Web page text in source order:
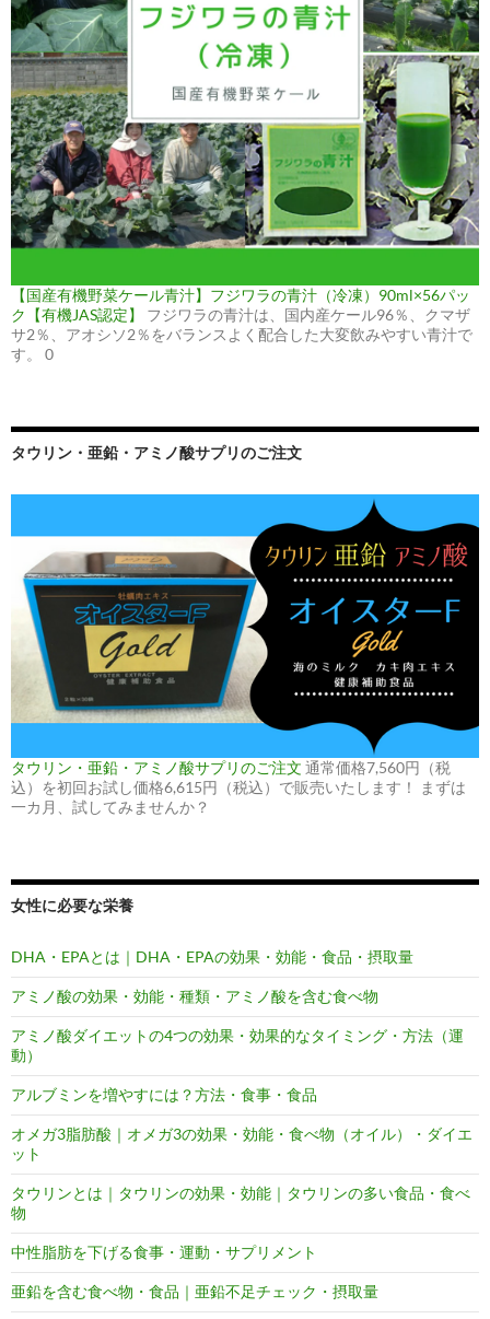
【国産有機野菜ケール青汁】フジワラの青汁（冷凍）90ml×56パッ
ク【有機JAS認定】
フジワラの青汁は、国内産ケール96％、クマザ
サ2％、アオシソ2％をバランスよく配合した大変飲みやすい青汁で
す。 0
タウリン・亜鉛・アミノ酸サプリのご注文
タウリン・亜鉛・アミノ酸サプリのご注文 通常価格7,560円（税
込）を初回お試し価格6,615円（税込）で販売いたします！ まずは
一カ月、試してみませんか？
女性に必要な栄養
DHA・EPAとは｜DHA・EPAの効果・効能・食品・摂取量
アミノ酸の効果・効能・種類・アミノ酸を含む食べ物
アミノ酸ダイエットの4つの効果・効果的なタイミング・方法（運
動）
アルブミンを増やすには？方法・食事・食品
オメガ3脂肪酸｜オメガ3の効果・効能・食べ物（オイル）・ダイエ
ット
タウリンとは｜タウリンの効果・効能｜タウリンの多い食品・食べ
物
中性脂肪を下げる食事・運動・サプリメント
亜鉛を含む食べ物・食品｜亜鉛不足チェック・摂取量